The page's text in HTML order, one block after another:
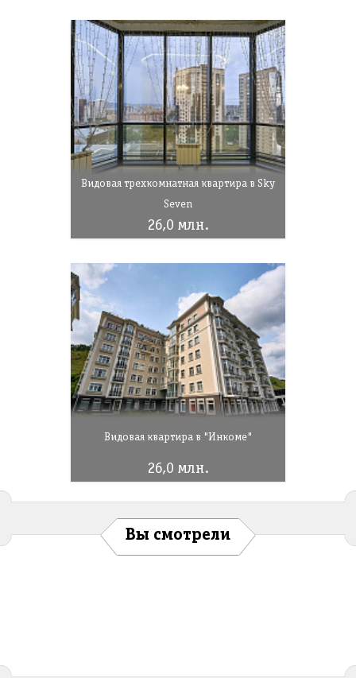
Видовая трехкомнатная квартира в Sky
Seven
26,0 млн.
Видовая квартира в "Инкоме"
26,0 млн.
Вы смотрели